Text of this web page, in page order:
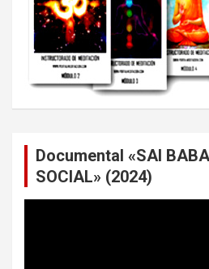
Documental «SAI
SOCIAL» (2024)